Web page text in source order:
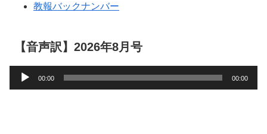
教報バックナンバー
【音声訳】2026年8月号
声
00:00 00:00